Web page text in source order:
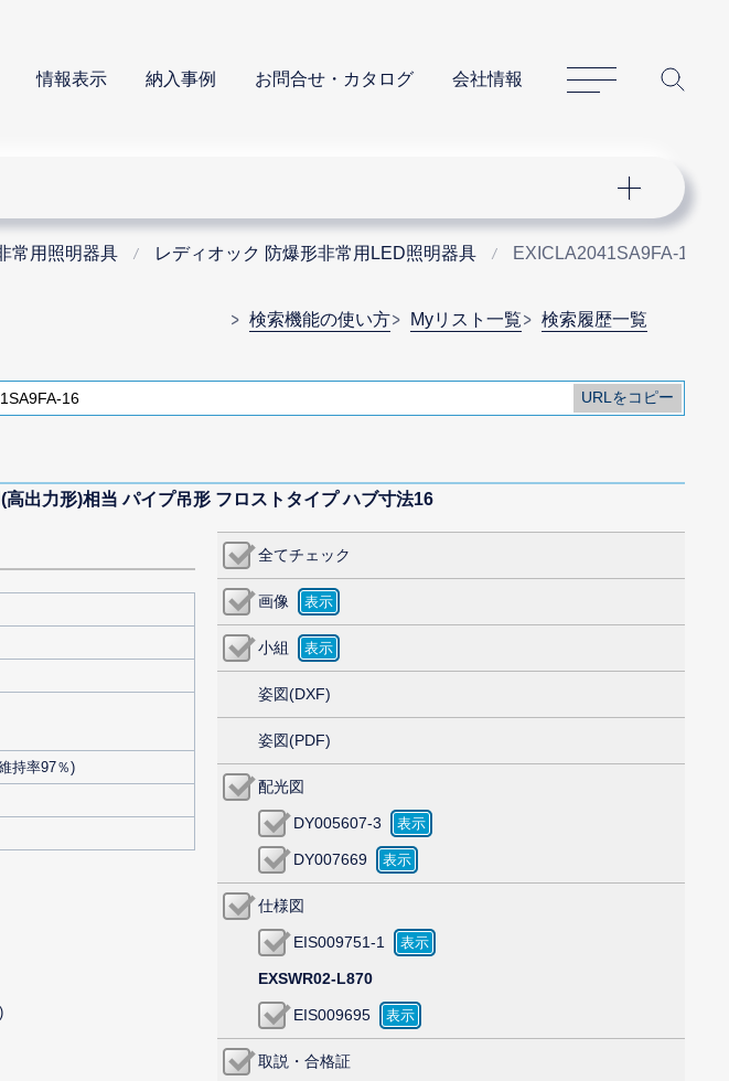
情報表示 納入事例 お問合せ・カタログ 会社情報
サイトマップ
常用照明器具 レディオック 防爆形非常用LED照明器具 EXICLA2041SA9FA-16
検索機能の使い方 Myリスト一覧 検索履歴一覧
出力形)相当 パイプ吊形 フロストタイプ ハブ寸法16
全てチェック
画像
小組
姿図(DXF)
姿図(PDF)
配光図
DY005607-3
DY007669
仕様図
EIS009751-1
EXSWR02-L870
EIS009695
取説・合格証
持率97％)